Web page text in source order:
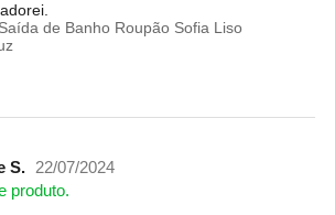
Saída de Banho Roupão Sofia Liso
S.
22/07/2024
produto.